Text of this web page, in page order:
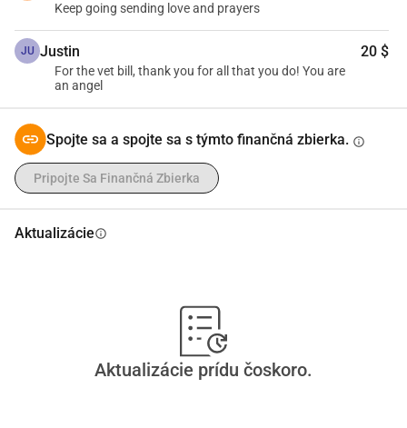
Keep going sending love and prayers
JU Justin 20 $
For the vet bill, thank you for all that you do! You are
an angel
Spojte sa a spojte sa s týmto finančná zbierka. info
Pripojte Sa Finančná Zbierka
Aktualizácieinfo
Aktualizácie prídu čoskoro.